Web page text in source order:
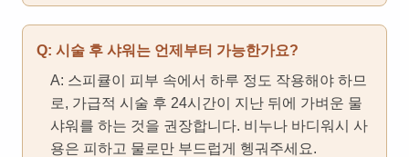
Q: 시술 후 샤워는 언제부터 가능한가요?
A: 스피큘이 피부 속에서 하루 정도 작용해야 하므
로, 가급적 시술 후 24시간이 지난 뒤에 가벼운 물
샤워를 하는 것을 권장합니다. 비누나 바디워시 사
용은 피하고 물로만 부드럽게 헹궈주세요.